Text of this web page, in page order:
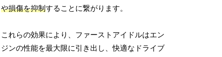
や損傷を抑制することに繋がります。
これらの効果により、ファーストアイドルはエン
ジンの性能を最大限に引き出し、快適なドライブ